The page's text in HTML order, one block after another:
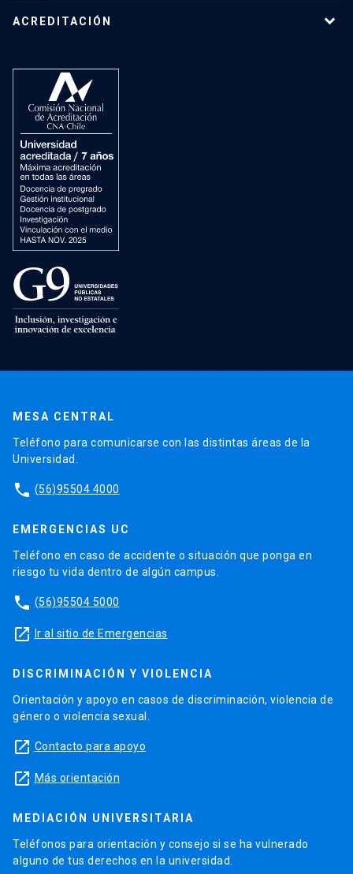
ACREDITACIÓN
MESA CENTRAL
Teléfono para comunicarse con las distintas áreas de la
Universidad.
phone (56)95504 4000
EMERGENCIAS UC
Teléfono en caso de accidente o situación que ponga en
riesgo tu vida dentro de algún campus.
phone (56)95504 5000
launch Ir al sitio de Emergencias
DISCRIMINACIÓN Y VIOLENCIA
Orientación y apoyo en casos de discriminación, violencia de
género o violencia sexual.
launch Contacto para apoyo
launch Más orientación
MEDIACIÓN UNIVERSITARIA
Teléfonos para orientación y consejo si se ha vulnerado
alguno de tus derechos en la universidad.